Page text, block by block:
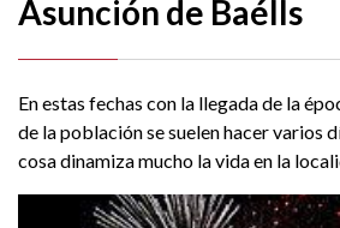
Asunción de Baélls
En estas fechas con la llegada de la
de la población se suelen hacer varios
cosa dinamiza mucho la vida en la